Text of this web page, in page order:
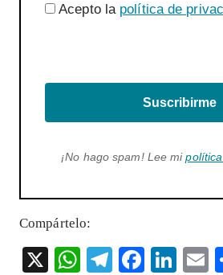
Acepto la política de
Suscribirme
¡No hago spam! Lee mi
Compártelo:
X
W T
F
Li